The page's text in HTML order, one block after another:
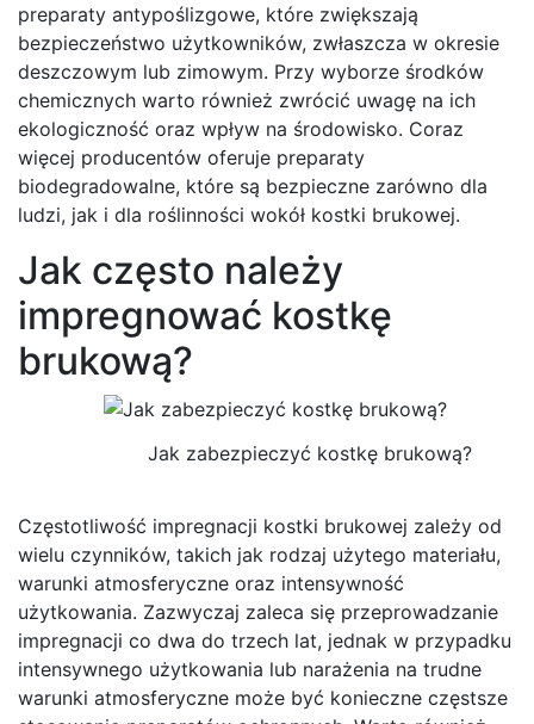
preparaty antypoślizgowe, które zwiększają
bezpieczeństwo użytkowników, zwłaszcza w okresie
deszczowym lub zimowym. Przy wyborze środków
chemicznych warto również zwrócić uwagę na ich
ekologiczność oraz wpływ na środowisko. Coraz
więcej producentów oferuje preparaty
biodegradowalne, które są bezpieczne zarówno dla
ludzi, jak i dla roślinności wokół kostki brukowej.
Jak często należy
impregnować kostkę
brukową?
Jak zabezpieczyć kostkę brukową?
Częstotliwość impregnacji kostki brukowej zależy od
wielu czynników, takich jak rodzaj użytego materiału,
warunki atmosferyczne oraz intensywność
użytkowania. Zazwyczaj zaleca się przeprowadzanie
impregnacji co dwa do trzech lat, jednak w przypadku
intensywnego użytkowania lub narażenia na trudne
warunki atmosferyczne może być konieczne częstsze